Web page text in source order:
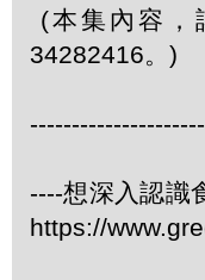
(本集內容，
34282416。)
----想深入認識
https://